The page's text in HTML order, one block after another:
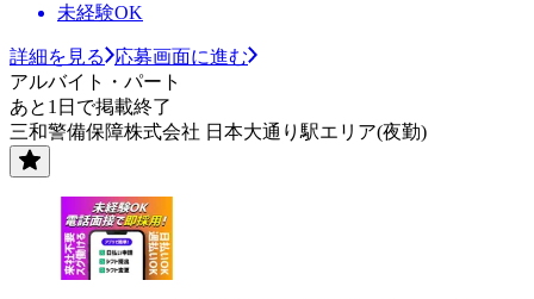
未経験OK
詳細を見る
応募画面に進む
アルバイト・パート
あと1日で掲載終了
三和警備保障株式会社 日本大通り駅エリア(夜勤)